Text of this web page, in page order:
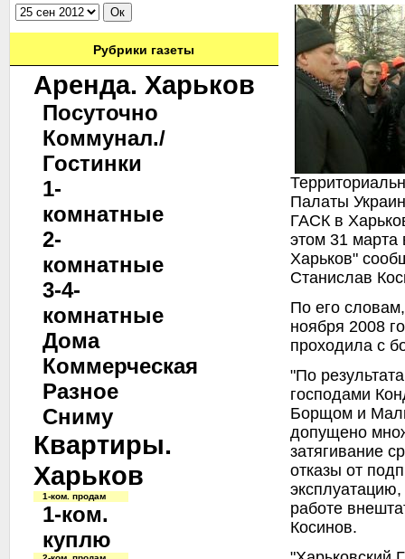
Рубрики газеты
Аренда. Харьков
Посуточно
Коммунал./
Гостинки
1-
комнатные
2-
комнатные
3-4-
комнатные
Дома
Коммерческая
Разное
Сниму
Квартиры.
Харьков
1-ком. продам
1-ком.
куплю
Палаты
ГАСК в
этом 31
Харьков"
Станислав
По его
ноября 2008
проходила с
"По
господами
Борщом и
допущено
затягивание
отказы от
работе
Косинов.